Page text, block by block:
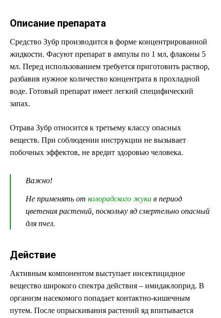
Описание препарата
Средство Зубр производится в форме концентрированной
жидкости. Фасуют препарат в ампулы по 1 мл, флаконы 5
мл. Перед использованием требуется приготовить раствор,
разбавив нужное количество концентрата в прохладной
воде. Готовый препарат имеет легкий специфический
запах.
Отрава Зубр относится к третьему классу опасных
веществ. При соблюдении инструкции не вызывает
побочных эффектов, не вредит здоровью человека.
Важно!
Не применять от колорадского жука в период
цветения растений, поскольку яд смертельно опасный
для пчел.
Действие
Активным компонентом выступает инсектицидное
вещество широкого спектра действия – имидаклоприд. В
организм насекомого попадает контактно-кишечным
путем. После опрыскивания растений яд впитывается